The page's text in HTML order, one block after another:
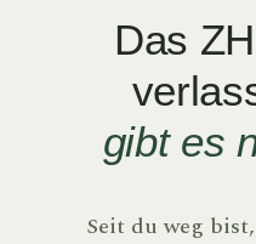
Das
gibt es
Seit du weg